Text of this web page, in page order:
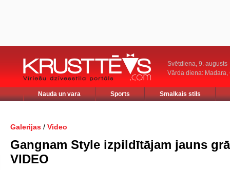
Svētdiena, 9. augusts
Vārda diena: Madara,
Nauda un vara Sports Smalkais stils
Galerijas / Video
Gangnam Style izpildītājam jauns
VIDEO